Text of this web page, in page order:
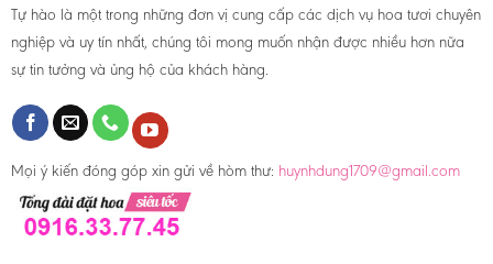
Tự hào là một trong những đơn vị cung cấp các dịch vụ hoa tươi chuyên
nghiệp và uy tín nhất, chúng tôi mong muốn nhận được nhiều hơn nữa
sự tin tưởng và ủng hộ của khách hàng.
Mọi ý kiến đóng góp xin gửi về hòm thư: huynhdung1709@gmail.com